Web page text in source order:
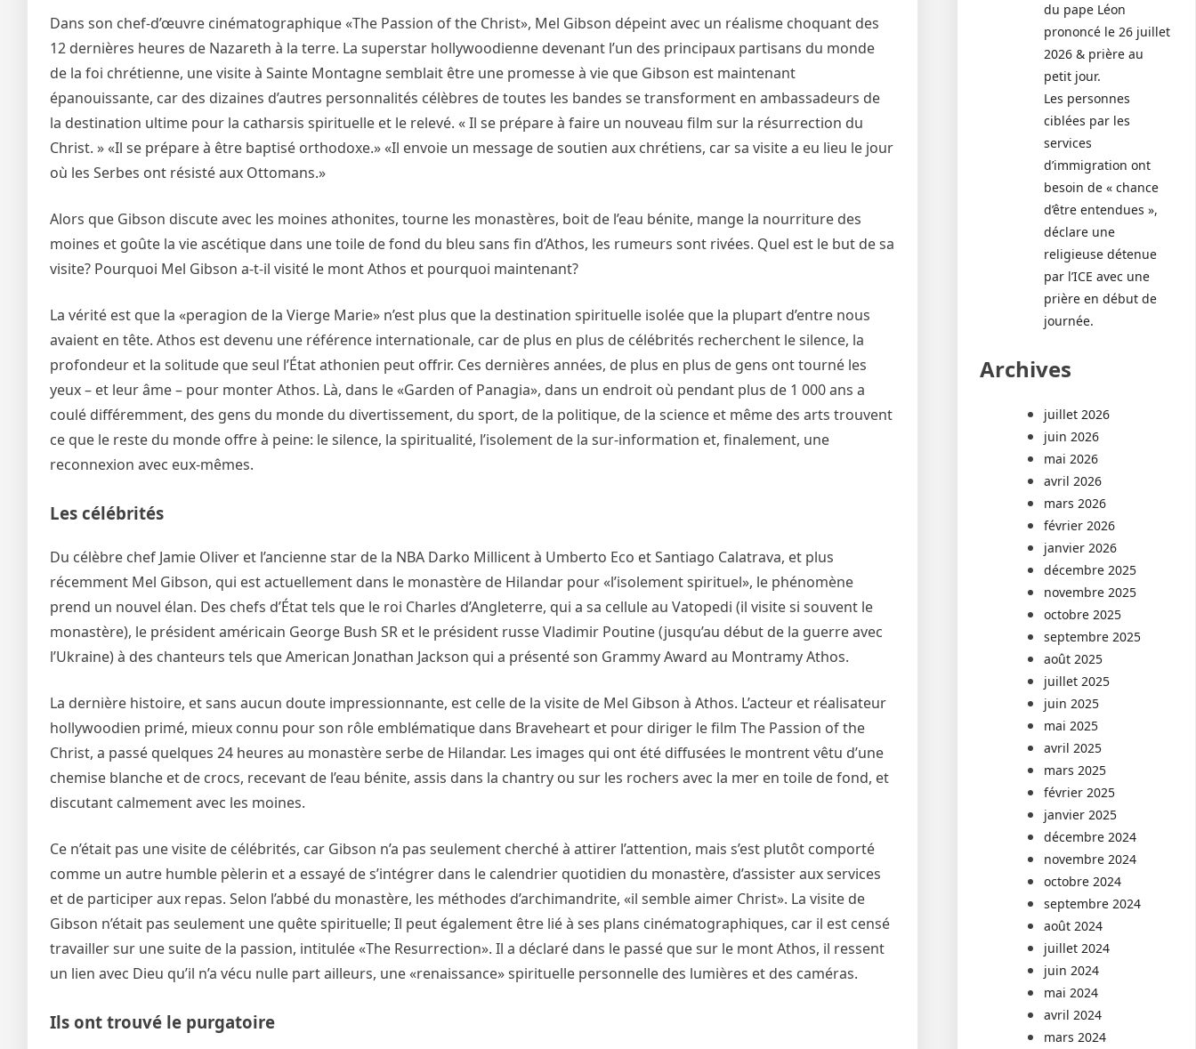
Dans son chef-d’œuvre cinématographique «The Passion of the Christ», Mel Gibson dépeint avec un réalisme choquant des
12 dernières heures de Nazareth à la terre. La superstar hollywoodienne devenant l’un des principaux partisans du monde
de la foi chrétienne, une visite à Sainte Montagne semblait être une promesse à vie que Gibson est maintenant
épanouissante, car des dizaines d’autres personnalités célèbres de toutes les bandes se transforment en ambassadeurs de
la destination ultime pour la catharsis spirituelle et le relevé. « Il se prépare à faire un nouveau film sur la résurrection du
Christ. » «Il se prépare à être baptisé orthodoxe.» «Il envoie un message de soutien aux chrétiens, car sa visite a eu lieu le jour
où les Serbes ont résisté aux Ottomans.»
Alors que Gibson discute avec les moines athonites, tourne les monastères, boit de l’eau bénite, mange la nourriture des
moines et goûte la vie ascétique dans une toile de fond du bleu sans fin d’Athos, les rumeurs sont rivées. Quel est le but de sa
visite? Pourquoi Mel Gibson a-t-il visité le mont Athos et pourquoi maintenant?
La vérité est que la «peragion de la Vierge Marie» n’est plus que la destination spirituelle isolée que la plupart d’entre nous
avaient en tête. Athos est devenu une référence internationale, car de plus en plus de célébrités recherchent le silence, la
profondeur et la solitude que seul l’État athonien peut offrir. Ces dernières années, de plus en plus de gens ont tourné les
yeux – et leur âme – pour monter Athos. Là, dans le «Garden of Panagia», dans un endroit où pendant plus de 1 000 ans a
coulé différemment, des gens du monde du divertissement, du sport, de la politique, de la science et même des arts trouvent
ce que le reste du monde offre à peine: le silence, la spiritualité, l’isolement de la sur-information et, finalement, une
reconnexion avec eux-mêmes.
Les célébrités
Du célèbre chef Jamie Oliver et l’ancienne star de la NBA Darko Millicent à Umberto Eco et Santiago Calatrava, et plus
récemment Mel Gibson, qui est actuellement dans le monastère de Hilandar pour «l’isolement spirituel», le phénomène
prend un nouvel élan. Des chefs d’État tels que le roi Charles d’Angleterre, qui a sa cellule au Vatopedi (il visite si souvent le
monastère), le président américain George Bush SR et le président russe Vladimir Poutine (jusqu’au début de la guerre avec
l’Ukraine) à des chanteurs tels que American Jonathan Jackson qui a présenté son Grammy Award au Montramy Athos.
La dernière histoire, et sans aucun doute impressionnante, est celle de la visite de Mel Gibson à Athos. L’acteur et réalisateur
hollywoodien primé, mieux connu pour son rôle emblématique dans Braveheart et pour diriger le film The Passion of the
Christ, a passé quelques 24 heures au monastère serbe de Hilandar. Les images qui ont été diffusées le montrent vêtu d’une
chemise blanche et de crocs, recevant de l’eau bénite, assis dans la chantry ou sur les rochers avec la mer en toile de fond, et
discutant calmement avec les moines.
Ce n’était pas une visite de célébrités, car Gibson n’a pas seulement cherché à attirer l’attention, mais s’est plutôt comporté
comme un autre humble pèlerin et a essayé de s’intégrer dans le calendrier quotidien du monastère, d’assister aux services
et de participer aux repas. Selon l’abbé du monastère, les méthodes d’archimandrite, «il semble aimer Christ». La visite de
Gibson n’était pas seulement une quête spirituelle; Il peut également être lié à ses plans cinématographiques, car il est censé
travailler sur une suite de la passion, intitulée «The Resurrection». Il a déclaré dans le passé que sur le mont Athos, il ressent
un lien avec Dieu qu’il n’a vécu nulle part ailleurs, une «renaissance» spirituelle personnelle des lumières et des caméras.
Ils ont trouvé le purgatoire
du pape Léon
prononcé le 26 juillet
2026 & prière au
petit jour.
Les personnes
ciblées par les
services
d’immigration ont
besoin de « chance
d’être entendues »,
déclare une
religieuse détenue
par l’ICE avec une
prière en début de
journée.
Archives
juillet 2026
juin 2026
mai 2026
avril 2026
mars 2026
février 2026
janvier 2026
décembre 2025
novembre 2025
octobre 2025
septembre 2025
août 2025
juillet 2025
juin 2025
mai 2025
avril 2025
mars 2025
février 2025
janvier 2025
décembre 2024
novembre 2024
octobre 2024
septembre 2024
août 2024
juillet 2024
juin 2024
mai 2024
avril 2024
mars 2024